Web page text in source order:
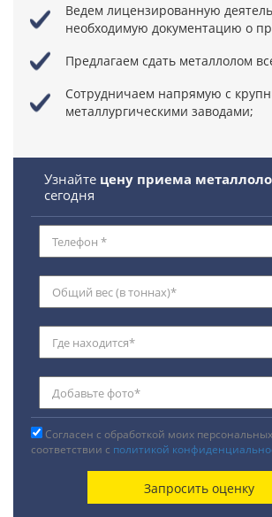
Ведем лицензированную
необходимую документацию о
Предлагаем сдать металлолом
Сотрудничаем напрямую с
металлургическими заводами;
Узнайте цену приема
сегодня
Согласен с обработкой моих
соответствии с политикой